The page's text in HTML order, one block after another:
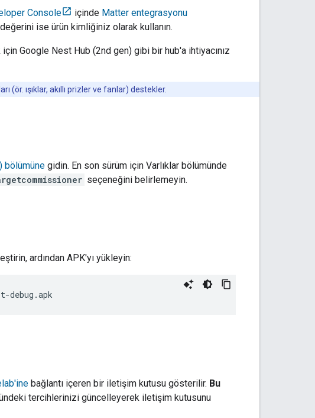
Console içinde Matter entegrasyonu
değerini ise ürün kimliğiniz olarak kullanın.
için Google Nest Hub (2nd gen) gibi bir hub'a ihtiyacınız
(ör. ışıklar, akıllı prizler ve fanlar) destekler.
bölümüne gidin. En son sürüm için Varlıklar bölümünde
seçeneğini belirlemeyin.
ardından APK'yı yükleyin:
bağlantı içeren bir iletişim kutusu gösterilir. Bu
tercihlerinizi güncelleyerek iletişim kutusunu